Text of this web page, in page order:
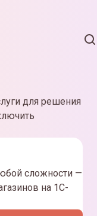
для решения
сложности —
на 1С-